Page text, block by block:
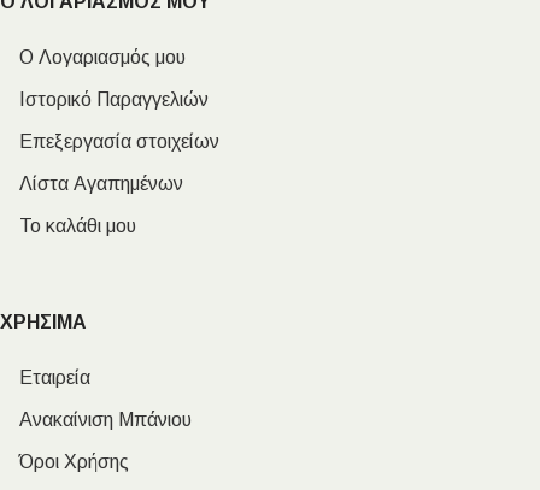
Ο Λογαριασμός μου
Ιστορικό Παραγγελιών
Επεξεργασία στοιχείων
Λίστα Αγαπημένων
Το καλάθι μου
ΧΡΗΣΙΜΑ
Εταιρεία
Ανακαίνιση Μπάνιου
Όροι Χρήσης